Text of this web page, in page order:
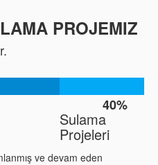
PROJEMIZ
40%
Sulama
Projeleri
ve devam eden